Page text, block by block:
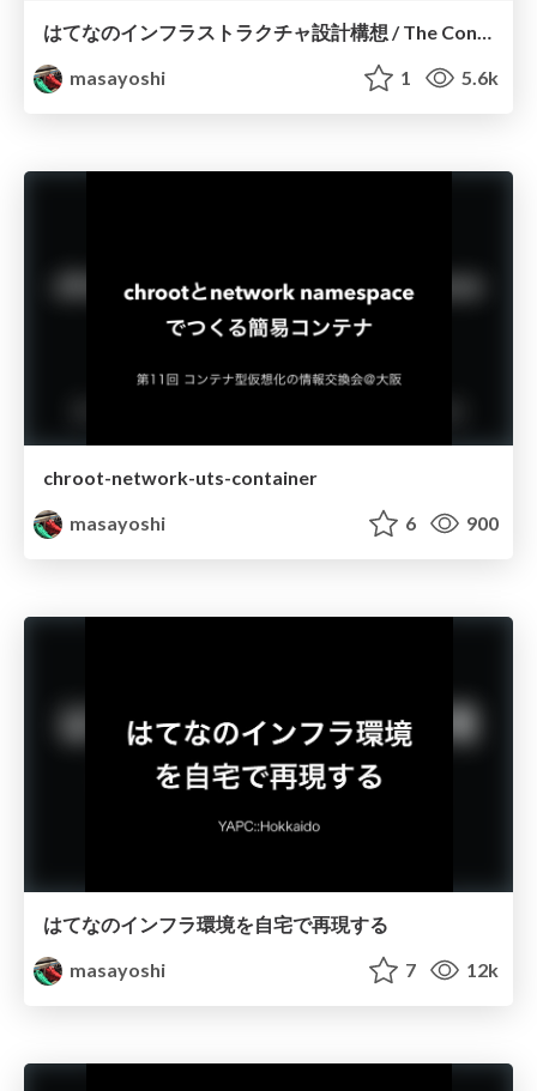
はてなのインフラストラクチャ設計構想 / The Concept of Hatena Infrastructure
masayoshi
1 5.6k
chroot-network-uts-container
masayoshi
6 900
はてなのインフラ環境を自宅で再現する
masayoshi
7 12k